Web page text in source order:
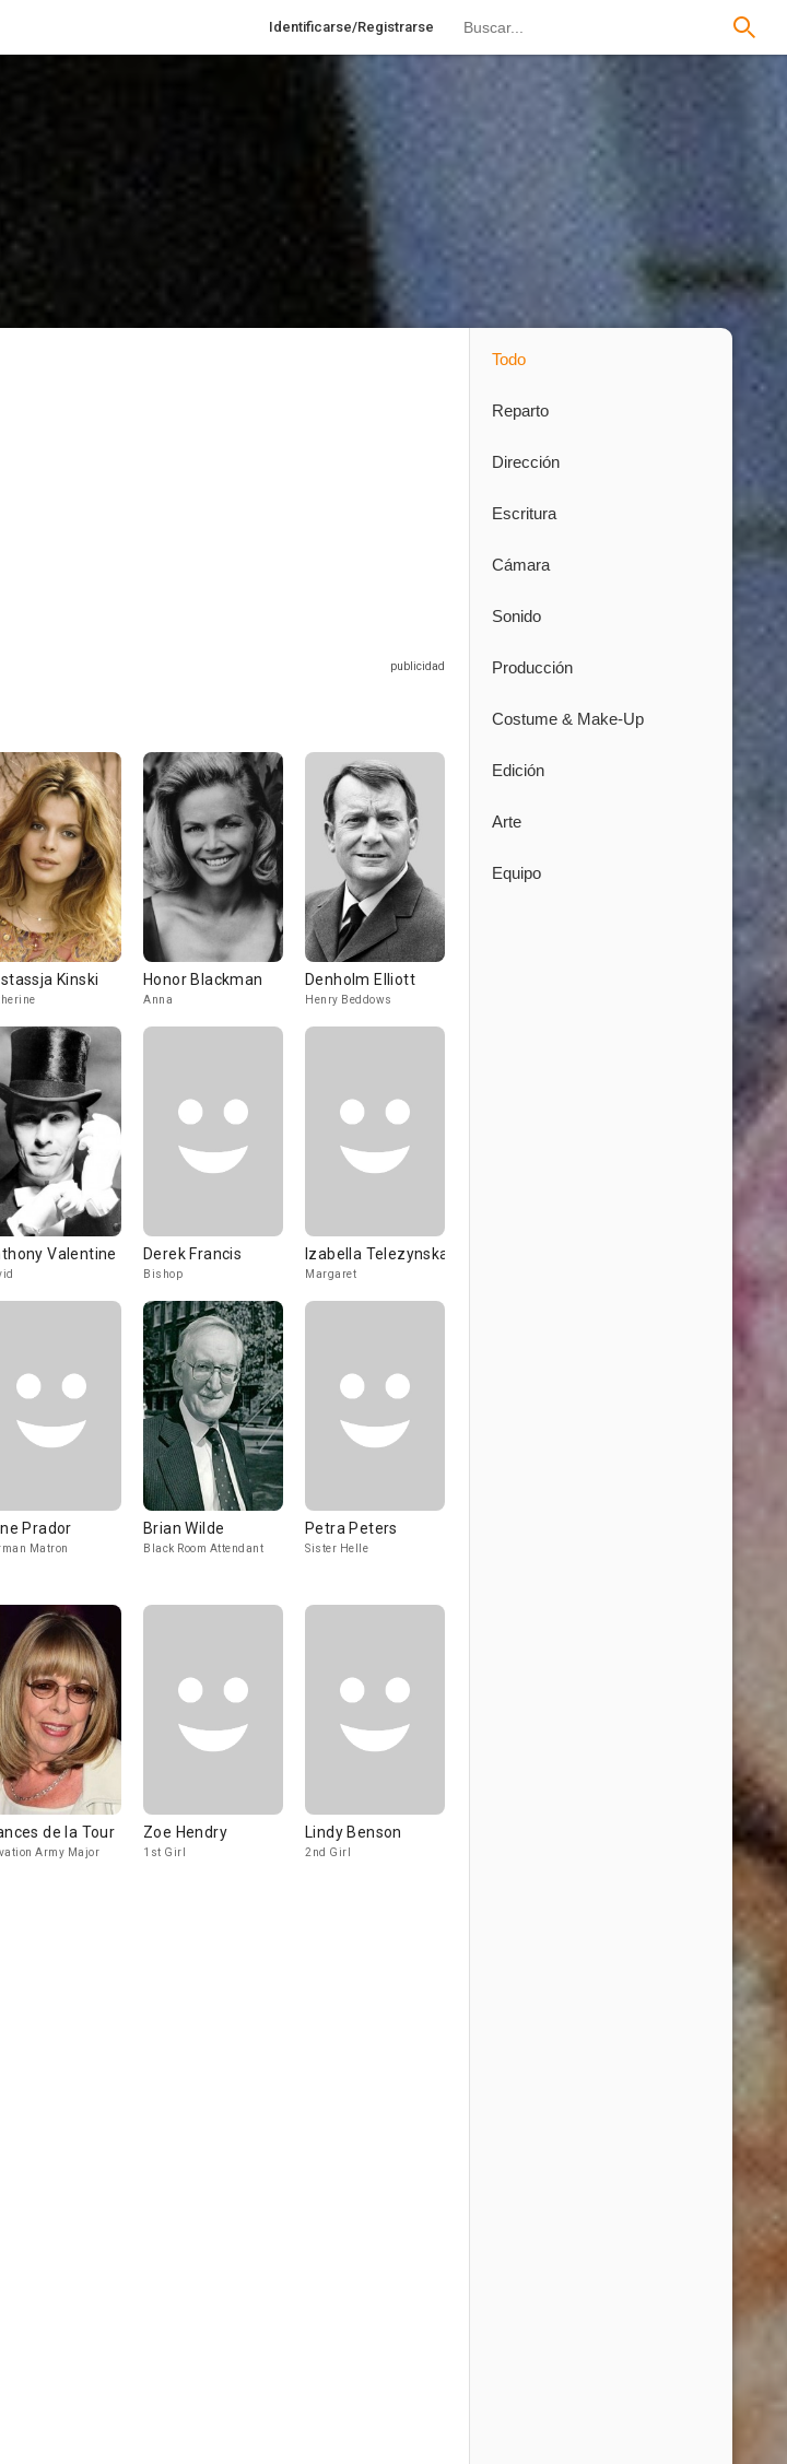
Identificarse/Registrarse
Kinski Honor Blackman
Anna
Denholm Elliott
Henry Beddows
Valentine Derek Francis
Bishop
Izabella Telezynska
Margaret
Prador
Matron
Brian Wilde
Black Room Attendant
Petra Peters
Sister Helle
de la Tour
Army Major
Zoe Hendry
1st Girl
Lindy Benson
2nd Girl
Todo
Reparto
Dirección
Escritura
Cámara
Sonido
Producción
Costume & Make-Up
Edición
Arte
Equipo